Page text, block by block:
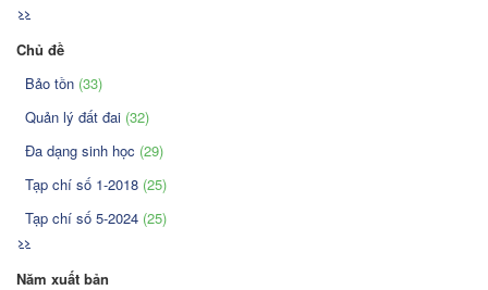
>>
Chủ đề
Bảo tồn (33)
Quản lý đất đai (32)
Đa dạng sinh học (29)
Tạp chí số 1-2018 (25)
Tạp chí số 5-2024 (25)
>>
Năm xuất bản